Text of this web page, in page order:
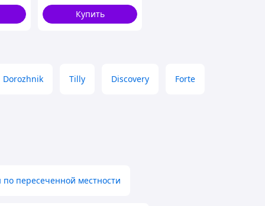
Купить
Dorozhnik Tilly Discovery Forte
пересеченной местности